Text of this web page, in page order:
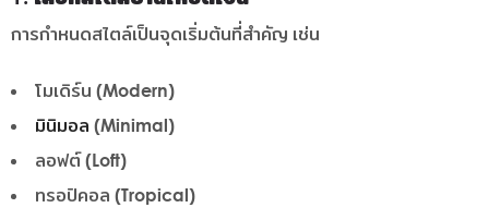
การกำหนดสไตล์เป็นจุดเริ่มต้นที่สำคัญ เช่น
โมเดิร์น (Modern)
มินิมอล (Minimal)
ลอฟต์ (Loft)
ทรอปิคอล (Tropical)